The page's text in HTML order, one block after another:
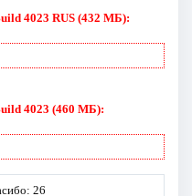
4023 RUS (432 МБ):
4023 (460 МБ):
26